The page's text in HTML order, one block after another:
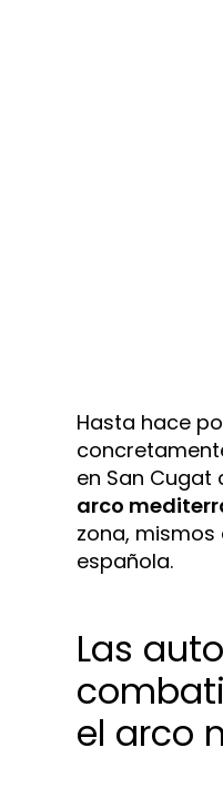
Hasta hace
en San Cugat
arco
zona,
española.
Las
el arco